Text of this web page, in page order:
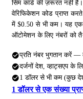
सिम कार्ड की ज़रूरत नहीं
वेरिफिकेशन कोड प्राप्त
में $0.50 से भी कम। यह एक
ऑटोमेशन के लिए नंबरों को
प्रति नंबर भुगतान करें —
दर्जनों देश, व्हाट्सएप के
1 डॉलर से भी कम (कुछ
1 डॉलर से एक संख्या